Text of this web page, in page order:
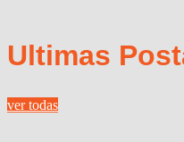
Ultimas
ver todas